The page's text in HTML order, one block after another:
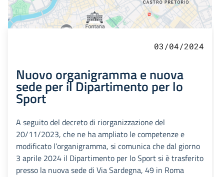
03/04/2024
Nuovo organigramma e nuova
sede per il Dipartimento per lo
Sport
A seguito del decreto di riorganizzazione del
20/11/2023, che ne ha ampliato le competenze e
modificato l’organigramma, si comunica che dal giorno
3 aprile 2024 il Dipartimento per lo Sport si è trasferito
presso la nuova sede di Via Sardegna, 49 in Roma